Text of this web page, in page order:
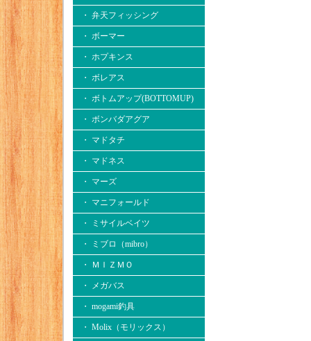
・ 弁天フィッシング
・ ボーマー
・ ホプキンス
・ ボレアス
・ ボトムアップ(BOTTOMUP)
・ ボンバダアグア
・ マドタチ
・ マドネス
・ マーズ
・ マニフォールド
・ ミサイルベイツ
・ ミブロ（mibro）
・ ＭＩＺＭＯ
・ メガバス
・ mogami釣具
・ Molix（モリックス）